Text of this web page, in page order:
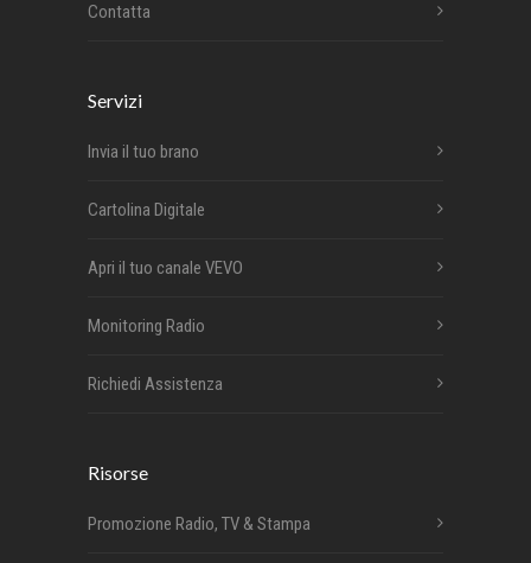
Contatta
Servizi
Invia il tuo brano
Cartolina Digitale
Apri il tuo canale VEVO
Monitoring Radio
Richiedi Assistenza
Risorse
Promozione Radio, TV & Stampa